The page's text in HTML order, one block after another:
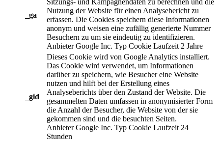
_ga
Sitzungs- und Kampagnendaten zu berechnen und die
Nutzung der Website für einen Analysebericht zu
erfassen. Die Cookies speichern diese Informationen
anonym und weisen eine zufällig generierte Nummer
Besuchern zu um sie eindeutig zu identifizieren.
Anbieter Google Inc. Typ Cookie Laufzeit 2 Jahre
_gid
Dieses Cookie wird von Google Analytics installiert.
Das Cookie wird verwendet, um Informationen
darüber zu speichern, wie Besucher eine Website
nutzen und hilft bei der Erstellung eines
Analyseberichts über den Zustand der Website. Die
gesammelten Daten umfassen in anonymisierter Form
die Anzahl der Besucher, die Website von der sie
gekommen sind und die besuchten Seiten.
Anbieter Google Inc. Typ Cookie Laufzeit 24
Stunden